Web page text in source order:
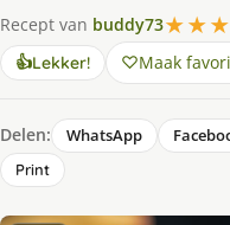
Recept van buddy73
👍Lekker! Maak
Delen: WhatsApp
Print